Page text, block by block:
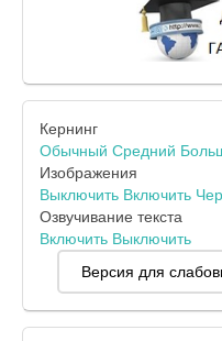
Кернинг
Обычный Средний
Изображения
Выключить Включить
Озвучивание текста
Включить Выключить
Версия для